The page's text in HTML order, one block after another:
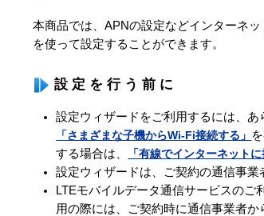
本商品では、APNの設定などインターネ
を使って設定することができます。
設定を行う前に
設定ウィザードをご利用するには、あ
「さまざまな子機からWi-Fi接続する」
する場合は、
「有線でインターネットに
設定ウィザードは、ご契約の通信事業
LTEモバイルデータ通信サービスのご
用の際には、ご契約時に通信事業者